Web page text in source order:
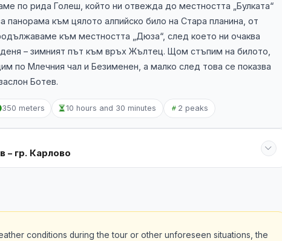
по рида Голеш, който ни отвежда до местността „Булката“
панорама към цялото алпийско било на Стара планина, от
към местността „Дюза“, след което ни очаква
деня – зимният път към връх Жълтец. Щом стъпим на билото,
по Млечния чал и Безименен, а малко след това се показва
Ботев.
350 meters 10 hours and 30 minutes 2 peaks
– гр. Карлово
conditions during the tour or other unforeseen situations, the